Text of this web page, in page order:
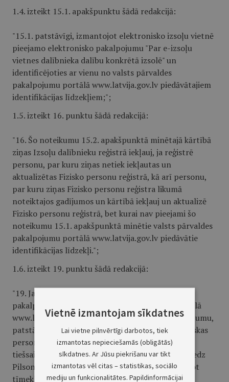
1.4. izteikt 15.1. apakšpunktu šādā redakcijā:
"15.1. patstāvīgi, izmantojot elektronisko izsoļu vietnē
pieejamo elektronisko pakalpojumu "Par e-izsoļu
vietnes dalībnieka dalību konkrētā izsolē" un
identificējoties ar vienu no valsts pārvaldes
pakalpojumu portālā www.latvija.gov.lv piedāvātajiem
identifikācijas līdzekļiem;";
1.5. izteikt 16. punktu šādā redakcijā:
"16. Šo noteikumu 15.2. apakšpunktā minētajā kārtībā
ziņas Izsoļu dalībnieku reģistrā iekļauj, ja reģistrē
personu, par kuru ziņas netiek iekļautas un
aktualizētas Fizisko personu reģistrā, kā arī personu,
par kuru ziņas Fizisko personu reģistra likumā
noteiktajos gadījumos un kārtībā iekļauj un aktualizē
Fizisko personu reģistrā, bet kurai nav pieejami šo
noteikumu 15.1. apakšpunktā minētie valsts pārvaldes
pakalpojumu portālā www.latvija.gov.lv piedāvātie
identifikācijas līdzekļi.";
1.6. izteikt 19. punktu šādā redakcijā:
"19. Ja fiziskā persona, izmantojot elektronisko
pakalpojumu valsts pārvaldes pakalpojumu portālā
www.latvija.gov.lv pieejamo elektronisko pakalpojumu,
patstāvīgi veikusi datu ievadi, informāciju par fiziskas
personas identitāti elektronisko izsoļu vietnei
tiešsaistes režīmā no Fizisko personu reģistra sniedz
Pilsonības un migrācijas lietu pārvalde, izmantojot
tīmekļa pakalpi.";
Vietnē izmantojam sīkdatnes
Lai vietne pilnvērtīgi darbotos, tiek
izmantotas nepieciešamās (obligātās)
sīkdatnes. Ar Jūsu piekrišanu var tikt
izmantotas vēl citas – statistikas, sociālo
mediju un funkcionalitātes. Papildinformācijai